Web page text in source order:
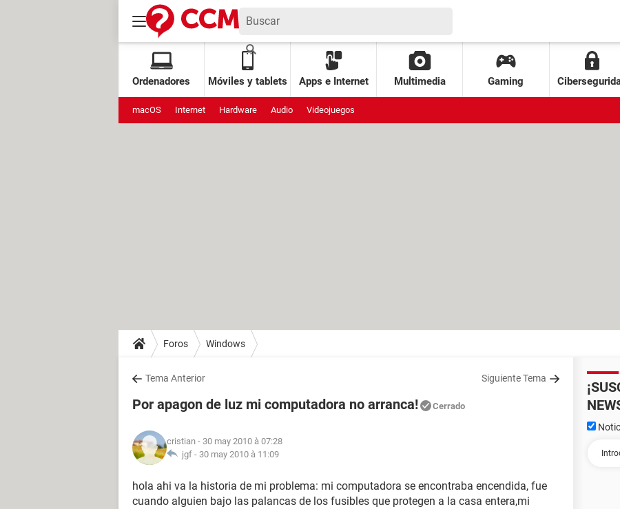
Ordenadores Móviles y tablets Apps e Internet Multimedia Gaming
macOS Internet Hardware Audio Videojuegos
Foros Windows
Tema Anterior Siguiente Tema
Por apagon de luz mi computadora no arranca! Cerrado
cristian - 30 may 2010 à 07:28
jgf - 30 may 2010 à 11:09
hola ahi va la historia de mi problema: mi computadora se encontraba encendida, fue
cuando alguien bajo las palancas de los fusibles que protegen a la casa entera,mi